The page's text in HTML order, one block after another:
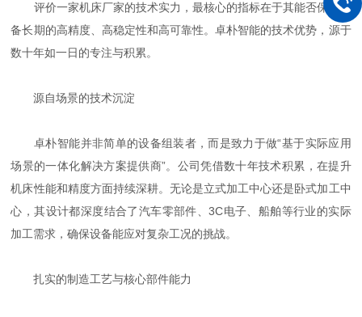
评价一家机床厂家的技术实力，最核心的指标在于其能否保证设
备长期的高精度、高稳定性和高可靠性。卓朴智能的技术优势，源于
数十年如一日的专注与积累。
源自场景的技术沉淀
卓朴智能并非简单的设备组装者，而是致力于做“基于实际应用
场景的一体化解决方案提供商”。公司凭借数十年技术积累，在提升
机床性能和精度方面持续深耕。无论是立式加工中心还是卧式加工中
心，其设计都深度结合了汽车零部件、3C电子、船舶等行业的实际
加工需求，确保设备能应对复杂工况的挑战。
扎实的制造工艺与核心部件能力